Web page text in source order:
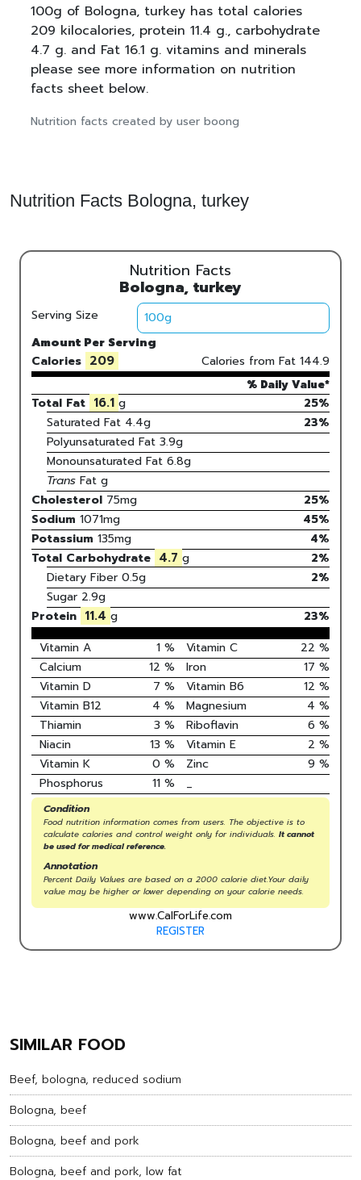
100g of Bologna, turkey has total calories
209 kilocalories, protein 11.4 g., carbohydrate
4.7 g. and Fat 16.1 g. vitamins and minerals
please see more information on nutrition
facts sheet below.
Nutrition facts created by user boong
Nutrition Facts Bologna, turkey
Nutrition Facts
Bologna, turkey
Serving Size
Amount Per Serving
Calories 209 Calories from Fat 144.9
% Daily Value*
Total Fat 16.1 g
25%
Saturated Fat 4.4g 23%
Polyunsaturated Fat 3.9g
Monounsaturated Fat 6.8g
TransFat g
Cholesterol 75mg 25%
Sodium 1071mg 45%
Potassium 135mg 4%
Total Carbohydrate 4.7 g 2%
Dietary Fiber 0.5g
2%
Sugar 2.9g
Protein 11.4 g 23%
Vitamin A
1 % Vitamin C 22 %
Calcium
12 % Iron 17 %
Vitamin D
7 % Vitamin B6 12 %
Vitamin B12
4 % Magnesium 4 %
Thiamin
3 % Riboflavin 6 %
Niacin
13 % Vitamin E 2 %
Vitamin K
0 % Zinc 9 %
Phosphorus
11 % _
Condition
Food nutrition information comes from users. The objective is to
calculate calories and control weight only for individuals. It cannot
be used for medical reference.
Annotation
Percent Daily Values are based on a 2000 calorie diet.Your daily
value may be higher or lower depending on your calorie needs.
www.CalForLife.com
REGISTER
SIMILAR FOOD
Beef, bologna, reduced sodium
Bologna, beef
Bologna, beef and pork
Bologna, beef and pork, low fat